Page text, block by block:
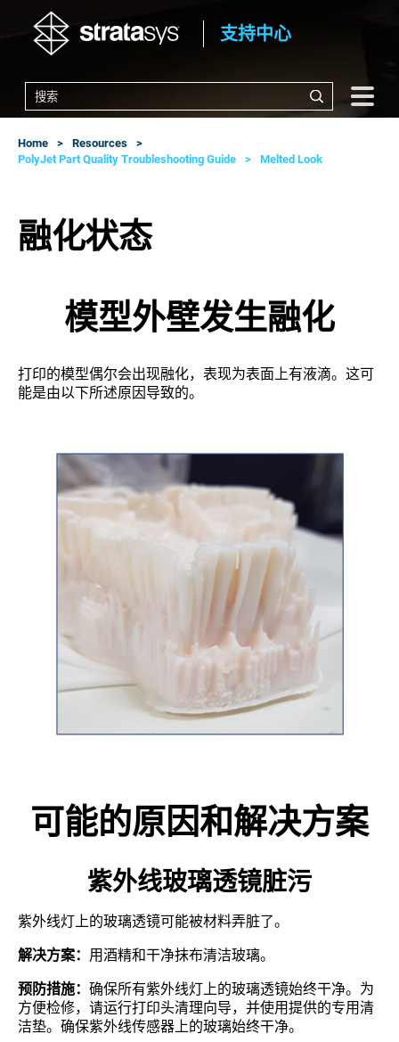
支持中心
Home
Resources
PolyJet Part Quality Troubleshooting Guide
Melted Look
融化状态
模型外壁发生融化
打印的模型偶尔会出现融化，表现为表面上有液滴。这可
能是由以下所述原因导致的。
可能的原因和解决方案
紫外线玻璃透镜脏污
紫外线灯上的玻璃透镜可能被材料弄脏了。
解决方案： 用酒精和干净抹布清洁玻璃。
预防措施： 确保所有紫外线灯上的玻璃透镜始终干净。为
方便检修，请运行打印头清理向导，并使用提供的专用清
洁垫。确保紫外线传感器上的玻璃始终干净。